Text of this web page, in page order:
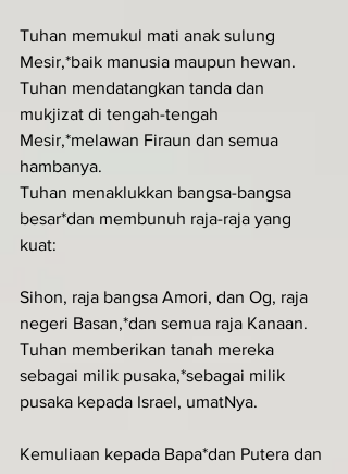
Tuhan memukul mati anak sulung
Mesir,*baik manusia maupun hewan.
Tuhan mendatangkan tanda dan
mukjizat di tengah-tengah
Mesir,*melawan Firaun dan semua
hambanya.
Tuhan menaklukkan bangsa-bangsa
besar*dan membunuh raja-raja yang
kuat:
Sihon, raja bangsa Amori, dan Og, raja
negeri Basan,*dan semua raja Kanaan.
Tuhan memberikan tanah mereka
sebagai milik pusaka,*sebagai milik
pusaka kepada Israel, umatNya.
Kemuliaan kepada Bapa*dan Putera dan